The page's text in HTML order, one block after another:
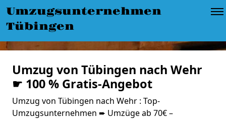
Umzugsunternehmen
Tübingen
Umzug von Tübingen nach Wehr
☛ 100 % Gratis-Angebot
Umzug von Tübingen nach Wehr : Top-
Umzugsunternehmen ➨ Umzüge ab 70€ –